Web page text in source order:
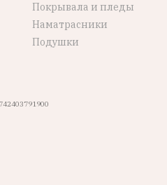
Покрывала и пледы
Наматрасники
Подушки